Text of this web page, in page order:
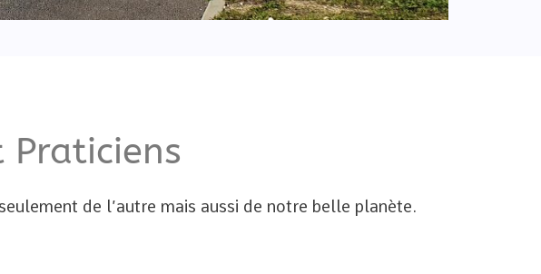
Praticiens
de l’autre mais aussi de notre belle planète.